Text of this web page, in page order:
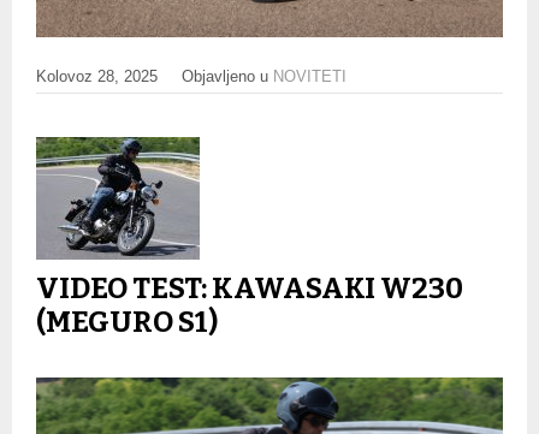
Kolovoz 28, 2025 Objavljeno u NOVITETI
VIDEO TEST: KAWASAKI W230
(MEGURO S1)